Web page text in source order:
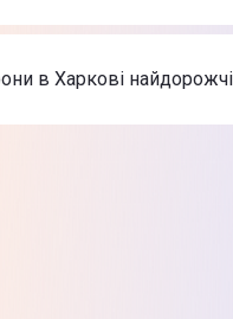
15 16/512GB
Смартфони в
17 Pro Max 256GB Silver
15 16/512GB
в Харкові